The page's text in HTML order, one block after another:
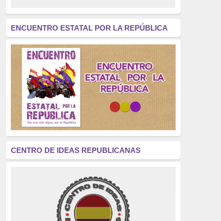
América Latina
(305)
Exhumación
(304)
Golpe de Estado
(304)
Brigadas Internacionales
(303)
pensamiento
(294)
Revisionismo
(289)
La Transición
(275)
educación pública
(270)
La Izquierda
(260)
ENCUENTRO ESTATAL POR LA REPÚBLICA
CENTRO DE IDEAS REPUBLICANAS